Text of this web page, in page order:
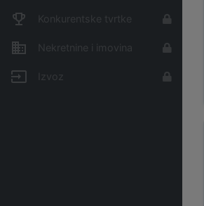
Konkurentske tvrtke
Nekretnine i imovina
Izvoz